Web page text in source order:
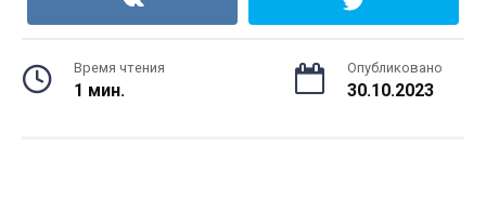
Время чтения
1 мин.
Опубликовано
30.10.2023